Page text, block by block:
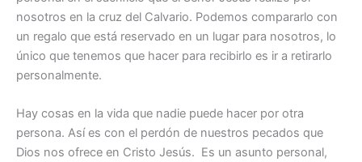
nosotros en la cruz del Calvario. Podemos compararlo con
un regalo que está reservado en un lugar para nosotros, lo
único que tenemos que hacer para recibirlo es ir a retirarlo
personalmente.
Hay cosas en la vida que nadie puede hacer por otra
persona. Así es con el perdón de nuestros pecados que
Dios nos ofrece en Cristo Jesús. Es un asunto personal,